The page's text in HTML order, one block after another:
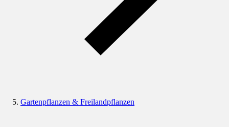
Gartenpflanzen & Freilandpflanzen